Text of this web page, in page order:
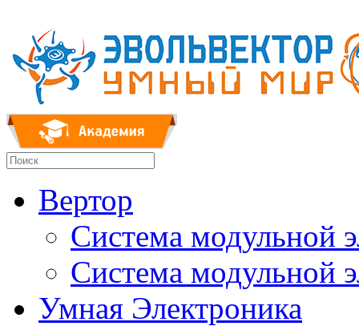
Вертор
Система модульной
Система модульной
Умная Электроника